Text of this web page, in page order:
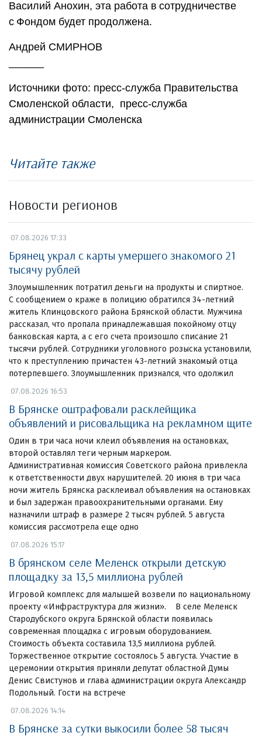
Василий Анохин, эта работа в сотрудничестве
с Фондом будет продолжена.
Андрей СМИРНОВ
Источники фото: пресс-служба Правительства
Смоленской области, пресс-служба
администрации Смоленска
Читайте также
Новости регионов
07.08.2026 17:33
Брянец украл с карты умершего знакомого 21
тысячу рублей
Злоумышленник потратил деньги на продукты и спиртное.
С сообщением о краже в полицию обратился 34-летний
житель Клинцовского района Брянской области. Мужчина
рассказал, что пропала принадлежавшая покойному отцу
банковская карта, а с его счета произошло списание 21
тысячи рублей. Сотрудники уголовного розыска установили,
что к преступлению причастен 43-летний знакомый отца
потерпевшего. Злоумышленник признался, что одолжил
07.08.2026 16:53
В Брянске оштрафовали расклейщика
объявлений и рисовальщика на рекламном щите
Один в три часа ночи клеил объявления на остановках,
второй оставлял теги черным маркером.
Административная комиссия Советского района привлекла
к ответственности двух нарушителей. 20 июня в три часа
ночи житель Брянска расклеивал объявления на остановках
и был задержан правоохранительными органами. Ему
назначили штраф в размере 2 тысяч рублей. 5 августа
комиссия рассмотрела еще одно
07.08.2026 15:17
В брянском селе Меленск открыли детскую
площадку за 13,5 миллиона рублей
Игровой комплекс для малышей возвели по национальному
проекту «Инфраструктура для жизни». В селе Меленск
Стародубского округа Брянской области появилась
современная площадка с игровым оборудованием.
Стоимость объекта составила 13,5 миллиона рублей.
Торжественное открытие состоялось 5 августа. Участие в
церемонии открытия приняли депутат областной Думы
Денис Свистунов и глава администрации округа Александр
Подольный. Гости на встрече
07.08.2026 14:14
В Брянске за сутки выкосили более 58 тысяч